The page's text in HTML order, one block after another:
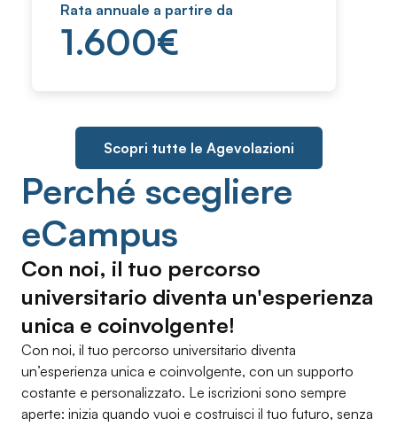
Rata annuale a partire da
1.600€
Scopri tutte le Agevolazioni
Perché scegliere
eCampus
Con noi, il tuo percorso
universitario diventa un'esperienza
unica e coinvolgente!
Con noi, il tuo percorso universitario diventa
un’esperienza unica e coinvolgente, con un supporto
costante e personalizzato. Le iscrizioni sono sempre
aperte: inizia quando vuoi e costruisci il tuo futuro, senza